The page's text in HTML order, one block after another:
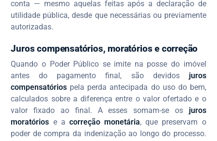
conta — mesmo aquelas feitas após a declaração de
utilidade pública, desde que necessárias ou previamente
autorizadas.
Juros compensatórios, moratórios e correção
Quando o Poder Público se imite na posse do imóvel
antes do pagamento final, são devidos juros
compensatórios pela perda antecipada do uso do bem,
calculados sobre a diferença entre o valor ofertado e o
valor fixado ao final. A esses somam-se os juros
moratórios e a correção monetária, que preservam o
poder de compra da indenização ao longo do processo.